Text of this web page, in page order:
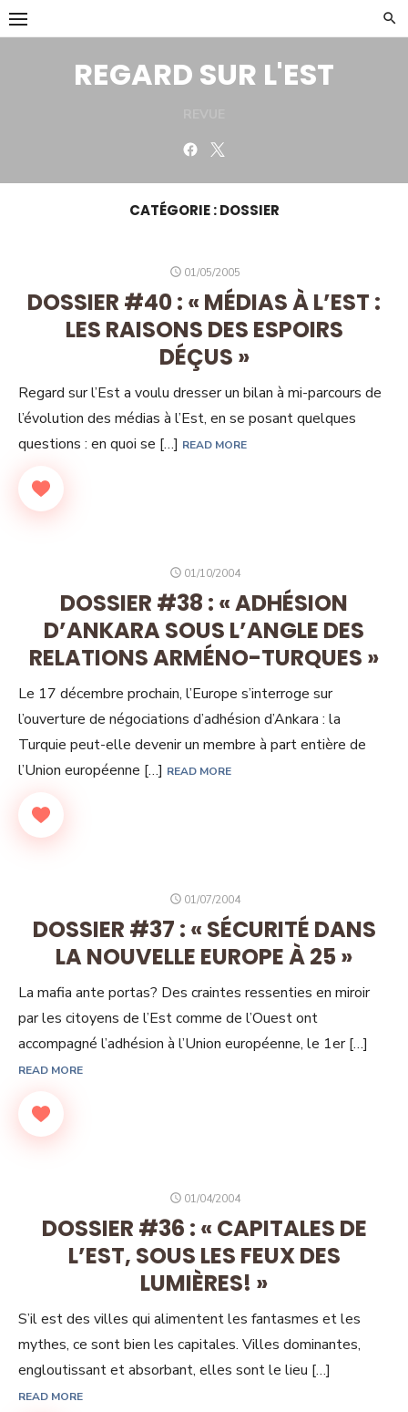
Skip
to
REGARD SUR L'EST
Facebook
CATÉGORIE :DOSSIER
POSTED
01/05/2005
DOSSIER #40 : « MÉDIAS À L’EST :
LES RAISONS DES ESPOIRS
DÉÇUS »
Regard sur l’Est a voulu dresser un bilan à mi-parcours de
l’évolution des médias à l’Est, en se posant quelques
questions : en quoi se […] READ MORE
POSTED
01/10/2004
DOSSIER #38 : « ADHÉSION
D’ANKARA SOUS L’ANGLE DES
RELATIONS ARMÉNO-TURQUES »
Le 17 décembre prochain, l’Europe s’interroge sur
l’ouverture de négociations d’adhésion d’Ankara : la
Turquie peut-elle devenir un membre à part entière de
l’Union européenne […] READ MORE
POSTED
01/07/2004
DOSSIER #37 : « SÉCURITÉ DANS
LA NOUVELLE EUROPE À 25 »
La mafia ante portas? Des craintes ressenties en miroir
par les citoyens de l’Est comme de l’Ouest ont
accompagné l’adhésion à l’Union européenne, le 1er […]
READ MORE
POSTED
01/04/2004
DOSSIER #36 : « CAPITALES DE
L’EST, SOUS LES FEUX DES
LUMIÈRES! »
S’il est des villes qui alimentent les fantasmes et les
mythes, ce sont bien les capitales. Villes dominantes,
engloutissant et absorbant, elles sont le lieu […]
READ MORE